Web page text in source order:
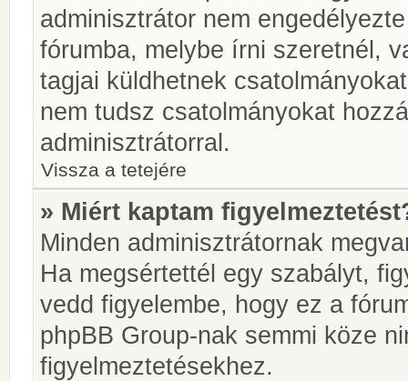
adminisztrátor nem
fórumba, melybe írni szeretnél,
tagjai küldhetnek
nem tudsz csatolmányokat
adminisztrátorral.
Vissza a tetejére
» Miért kaptam
Minden adminisztrátornak
Ha megsértettél egy szabályt,
vedd figyelembe, hogy ez a
phpBB Group-nak semmi köze
figyelmeztetésekhez.